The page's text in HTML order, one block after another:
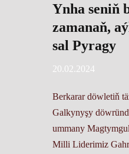
Ynha seniň
zamanaň,
sal Pyragy
20.02.2024
Berkarar döwletiň
Galkynyşy
ummany
Milli Liderimiz